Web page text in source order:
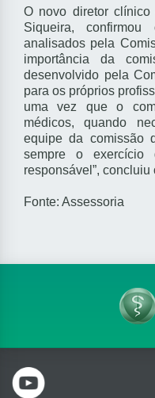
O novo diretor clínico
Siqueira,
analisados pela
importância da
desenvolvido pela
para os próprios
uma vez que o
médicos, quando
equipe da comissão
sempre o
responsável”, concluiu
Fonte: Assessoria